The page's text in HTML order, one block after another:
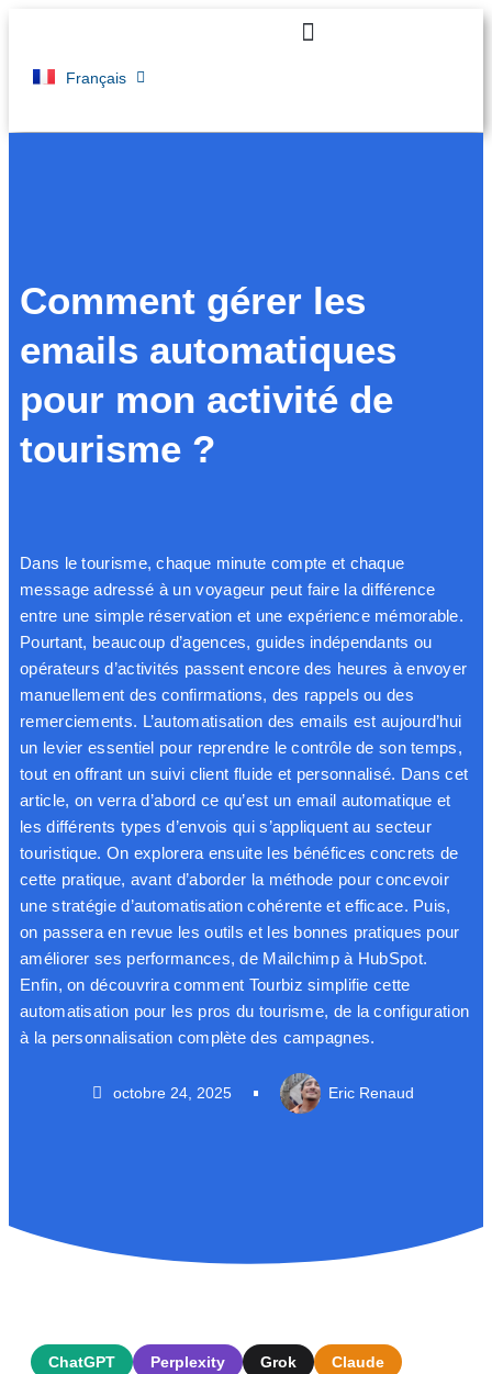
Français
English
Comment gérer les
emails automatiques
pour mon activité de
tourisme ?
Dans le tourisme, chaque minute compte et chaque
message adressé à un voyageur peut faire la différence
entre une simple réservation et une expérience mémorable.
Pourtant, beaucoup d’agences, guides indépendants ou
opérateurs d’activités passent encore des heures à envoyer
manuellement des confirmations, des rappels ou des
remerciements. L’automatisation des emails est aujourd’hui
un levier essentiel pour reprendre le contrôle de son temps,
tout en offrant un suivi client fluide et personnalisé. Dans cet
article, on verra d’abord ce qu’est un email automatique et
les différents types d’envois qui s’appliquent au secteur
touristique. On explorera ensuite les bénéfices concrets de
cette pratique, avant d’aborder la méthode pour concevoir
une stratégie d’automatisation cohérente et efficace. Puis,
on passera en revue les outils et les bonnes pratiques pour
améliorer ses performances, de Mailchimp à HubSpot.
Enfin, on découvrira comment Tourbiz simplifie cette
automatisation pour les pros du tourisme, de la configuration
à la personnalisation complète des campagnes.
octobre 24, 2025 Eric Renaud
ChatGPT Perplexity Grok
Claude